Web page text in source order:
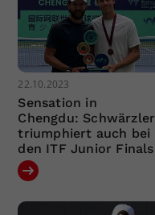
22.10.2023
Sensation in
Chengdu: Schwärzler
triumphiert auch bei
den ITF Junior Finals